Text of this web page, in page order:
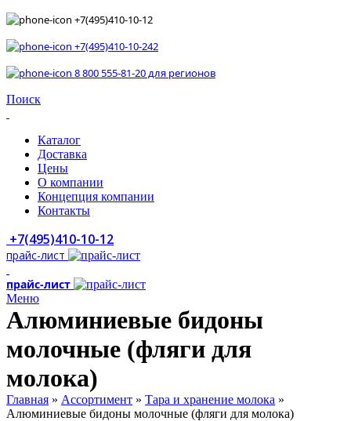
+7(495)410-10-12
+7(495)410-10-242
8 800 555-81-20 для регионов
Поиск
Каталог
Доставка
Цены
О компании
Концепция компании
Контакты
+7(495)410-10-12
прайс-лист
прайс-лист
Меню
Алюминиевые бидоны
молочные (фляги для
молока)
Главная » Ассортимент » Тара и хранение молока »
Алюминиевые бидоны молочные (фляги для молока)